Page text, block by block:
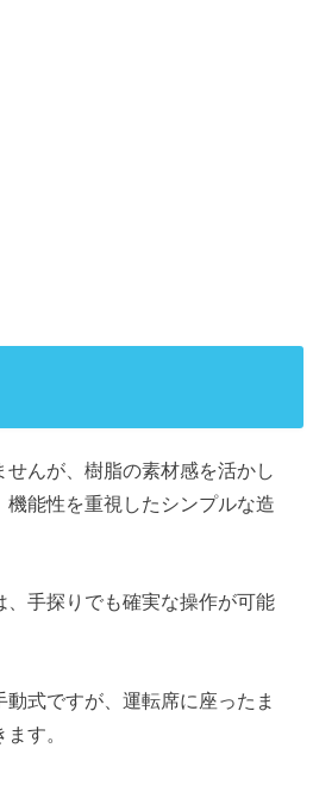
んが、樹脂の素材感を活かし
機能性を重視したシンプルな造
、手探りでも確実な操作が可能
式ですが、運転席に座ったま
す。